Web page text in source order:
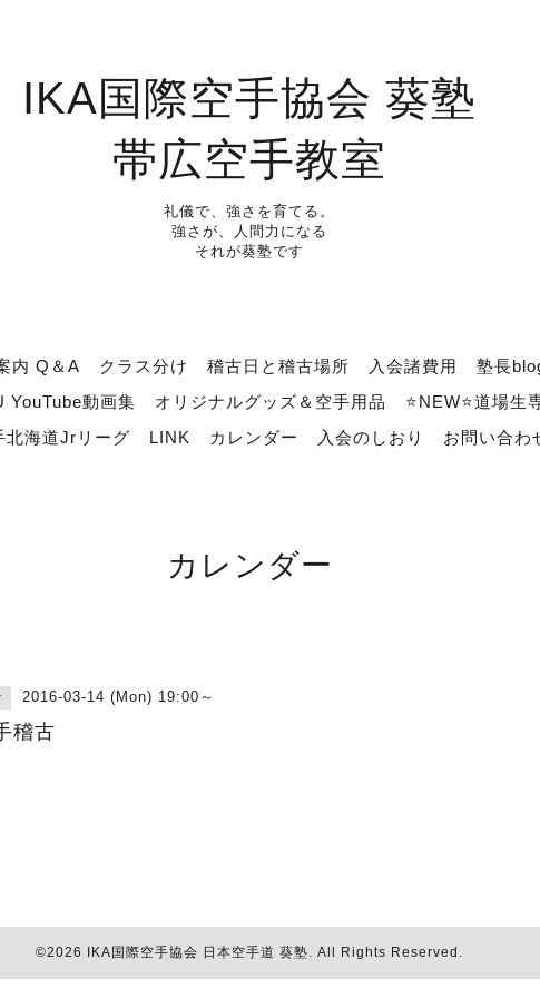
IKA国際空手協会 葵塾
帯広空手教室
礼儀で、強さを育てる。
強さが、人間力になる
それが葵塾です
内 Q＆A クラス分け 稽古日と稽古場所 入会諸費用 塾長
YouTube動画集
オリジナルグッズ＆空手用品
⭐NEW⭐道場生
北海道Jrリーグ
LINK カレンダー 入会のしおり お問い合わ
カレンダー
2016-03-14 (Mon) 19:00～
稽古
©2026 IKA国際空手協会 日本空手道 葵塾. All Rights Reserved.